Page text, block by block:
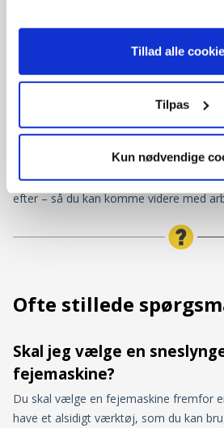
Tillad alle
Tilpas
Kun nødvendige
direkte til din hoveddør. Texas sender
eget lager samme dag. Selvom du
landsdækkende netværk af værksteder
uanset hvor du bor.
Texas har mere end 40.000 reservedele
kan du trygt købe en ny sneslynge hos
hurtigt kan laves. Skulle du have brug
sneslynge, kan du bestille dem online
efter – så du kan komme videre med
Ofte stillede
Skal jeg vælge en
fejemaskine?
Du skal vælge en fejemaskine fremfor
have et alsidigt værktøj, som du kan